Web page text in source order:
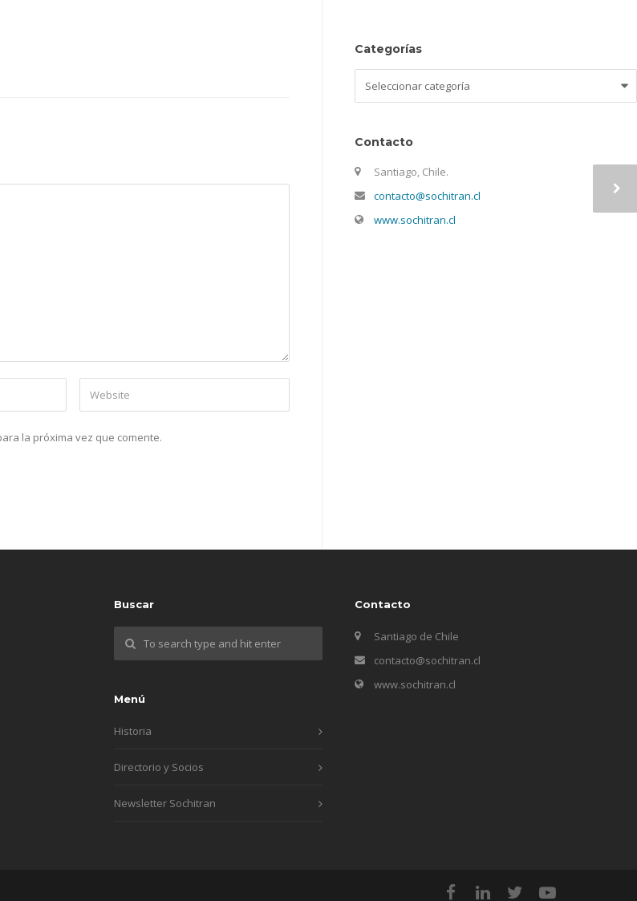
la próxima vez que comente.
Categorías
Contacto
Santiago, Chile.
contacto@sochitran.cl
www.sochitran.cl
Buscar
Menú
Historia
Directorio y Socios
Newsletter Sochitran
Contacto
Santiago de Chile
contacto@sochitran.cl
www.sochitran.cl